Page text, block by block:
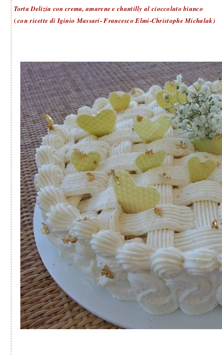
Torta Delizia con crema, amarene e chantilly al cioccolato bianco
(con ricette di Iginio Massari- Francesco Elmi-Christophe Michalak)